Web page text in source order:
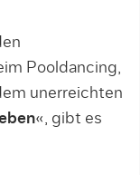
Pooldancing,
unerreichten
«, gibt es